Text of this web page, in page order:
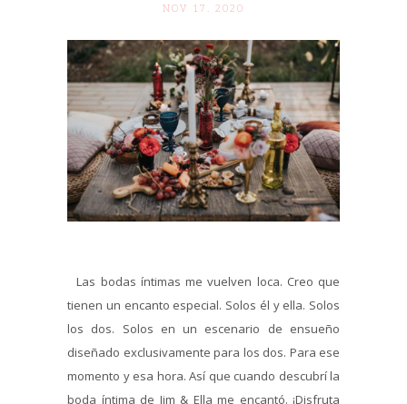
NOV 17. 2020
Las bodas íntimas me vuelven loca. Creo que
tienen un encanto especial. Solos él y ella. Solos
los dos. Solos en un escenario de ensueño
diseñado exclusivamente para los dos. Para ese
momento y esa hora. Así que cuando descubrí la
boda íntima de Jim & Ella me encantó. ¡Disfruta